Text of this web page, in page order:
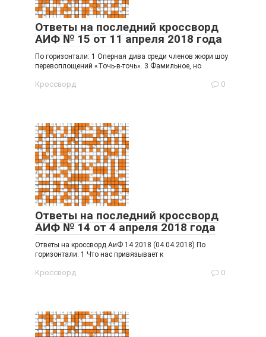
Ответы на последний кроссворд
АИФ № 15 от 11 апреля 2018 года
По горизонтали: 1 Оперная дива среди членов жюри шоу
перевоплощений «Точь-в-точь». 3 Фамильное, но
Кроссворд 0
Ответы на последний кроссворд
АИФ № 14 от 4 апреля 2018 года
Ответы на кроссворд АиФ 14 2018 (04.04.2018) По
горизонтали: 1 Что нас привязывает к
Кроссворд 0